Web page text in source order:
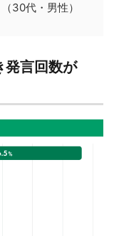
30代・男性）
発言回数が